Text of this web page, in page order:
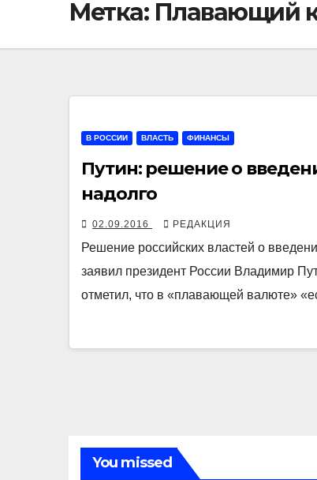
Метка: Плавающий
В РОССИИ ВЛАСТЬ ФИНАНСЫ
Путин: решение о
надолго
02.09.2016 РЕДАКЦИЯ
Решение российских властей о
заявил президент России Владимир
отметил, что в «плавающей валюте»
You missed